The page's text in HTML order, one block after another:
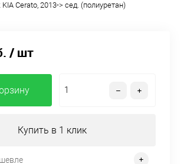
Cerato, 2013-> сед. (полиуретан)
/ шт
Купить в 1 клик